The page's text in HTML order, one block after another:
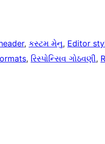
, કસ્ટમ મેનુ, Editor
, રિસ્પોન્સિવ ગોઠવણી,